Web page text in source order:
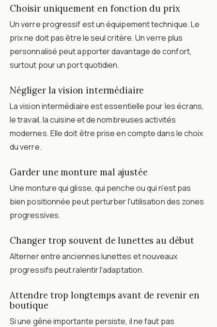
Choisir uniquement en fonction du prix
Un verre progressif est un équipement technique. Le
prix ne doit pas être le seul critère. Un verre plus
personnalisé peut apporter davantage de confort,
surtout pour un port quotidien.
Négliger la vision intermédiaire
La vision intermédiaire est essentielle pour les écrans,
le travail, la cuisine et de nombreuses activités
modernes. Elle doit être prise en compte dans le choix
du verre.
Garder une monture mal ajustée
Une monture qui glisse, qui penche ou qui n'est pas
bien positionnée peut perturber l'utilisation des zones
progressives.
Changer trop souvent de lunettes au début
Alterner entre anciennes lunettes et nouveaux
progressifs peut ralentir l'adaptation.
Attendre trop longtemps avant de revenir en
boutique
Si une gêne importante persiste, il ne faut pas